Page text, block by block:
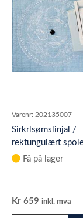
Varenr: 202135007
Sirkrlsømslinjal /
rektungulært
(Easy Set)
Få på lager
Kr 659 inkl. mva